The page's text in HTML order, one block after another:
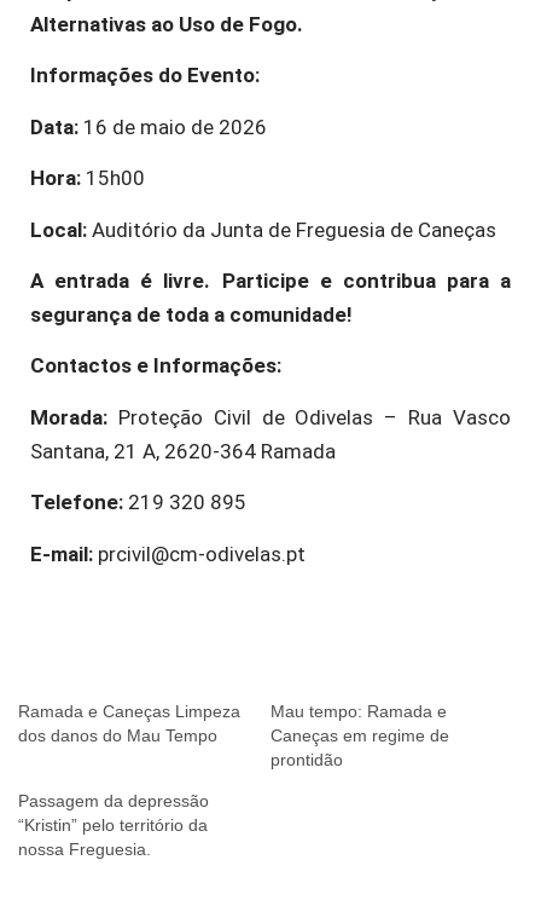
Alternativas ao Uso de Fogo.
Informações do Evento:
Data: 16 de maio de 2026
Hora: 15h00
Local: Auditório da Junta de Freguesia de Caneças
A entrada é livre. Participe e contribua para a
segurança de toda a comunidade!
Contactos e Informações:
Morada: Proteção Civil de Odivelas – Rua Vasco
Santana, 21 A, 2620-364 Ramada
Telefone: 219 320 895
E-mail: prcivil@cm-odivelas.pt
Ramada e Caneças Limpeza
dos danos do Mau Tempo
Mau tempo: Ramada e
Caneças em regime de
prontidão
Passagem da depressão
“Kristin” pelo território da
nossa Freguesia.